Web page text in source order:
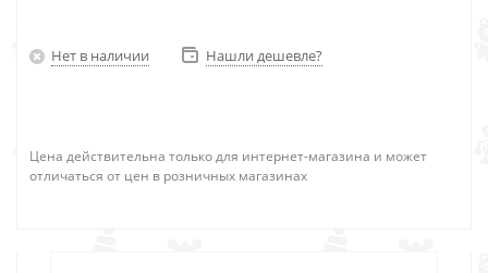
Нет в наличии Нашли дешевле?
Цена действительна только для интернет-магазина и может
отличаться от цен в розничных магазинах